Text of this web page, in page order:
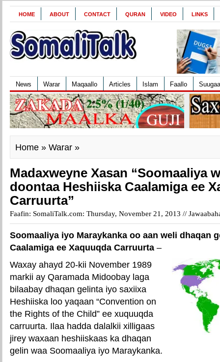
HOME ABOUT CONTACT QURAN VIDEO LINKS
News Warar Maqaallo Articles Islam Faallo
Home » Warar »
Madaxweyne Xasan “Soomaaliya
doontaa Heshiiska Caalamiga ee
Carruurta”
Faafin: SomaliTalk.com: Thursday, November 21, 2013 //
Soomaaliya iyo Maraykanka oo aan weli dhaqan
Caalamiga ee Xaquuqda Carruurta –
Waxay ahayd 20-kii November 1989
markii ay Qaramada Midoobay laga
bilaabay dhaqan gelinta iyo saxiixa
Heshiiska loo yaqaan “Convention on
the Rights of the Child” ee xuquuqda
carruurta. Ilaa hadda dalalkii xilligaas
jirey waxaan heshiiskaas ka dhaqan
gelin waa Soomaaliya iyo Maraykanka.